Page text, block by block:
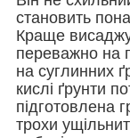
становить
Краще
переважно на
на суглинних
кислі ґрунти
підготовлена
трохи